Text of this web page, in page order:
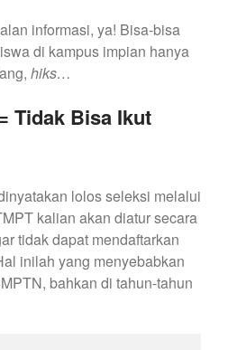
informasi, ya! Bisa-bisa
di kampus impian hanya
hiks…
Tidak Bisa Ikut
lolos seleksi melalui
kalian akan diatur secara
tidak dapat mendaftarkan
inilah yang menyebabkan
bahkan di tahun-tahun